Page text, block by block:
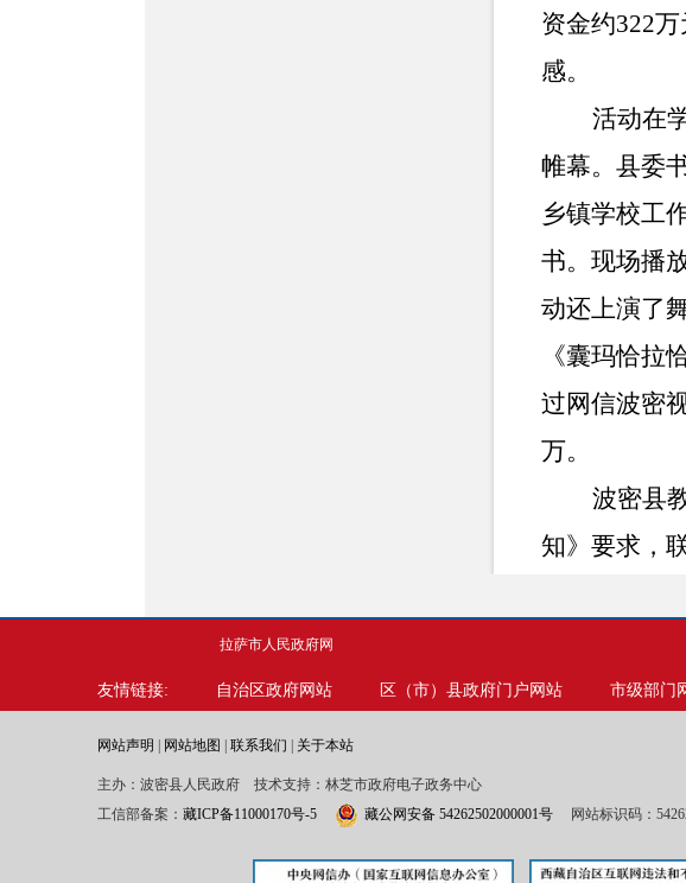
资金约322万
感。
活动在
帷幕。县委
乡镇学校工
书。现场播
动还上演了
《囊玛恰拉
过网信波密
万。
波密县
知》要求，
节快乐！”等
县领导
琼、卓玛央
拉萨市人民政府网
友情链接: 自治区政府网站 区（市）县政府门户网站 市级部门
网站声明 网站地图 联系我们 关于本站
主办：波密县人民政府 技术支持：林芝市政府电子政务中心
工信部备案： 藏ICP备11000170号-5 藏公网安备 54262502000001号 网站标识码：